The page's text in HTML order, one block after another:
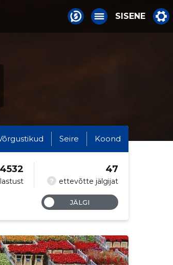
SISENE
Seire Koond
4532
? ettevõtte jälgijat
47
JÄLGI